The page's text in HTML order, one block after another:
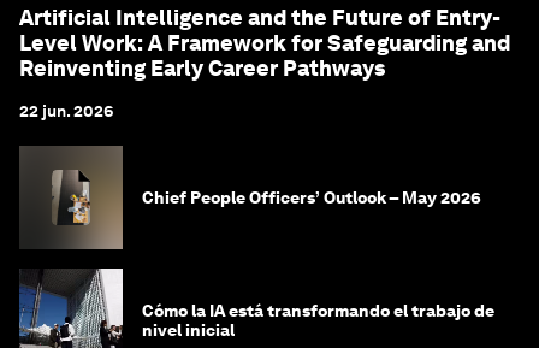
Artificial Intelligence and the Future of Entry-
Level Work: A Framework for Safeguarding and
Reinventing Early Career Pathways
22 jun. 2026
Chief People Officers’ Outlook – May 2026
Cómo la IA está transformando el trabajo de
nivel inicial